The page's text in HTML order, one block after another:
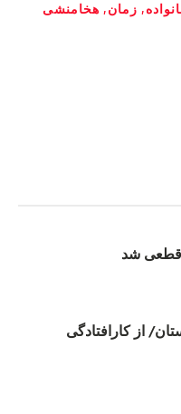
, زمان, هخامنشی
شد
از کارافتادگی